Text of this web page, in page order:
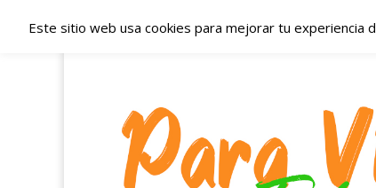
Españoles en
Irlanda –
Blog dedicado a los que viven, estudian y
Este sitio web usa cookies para mejorar tu experiencia